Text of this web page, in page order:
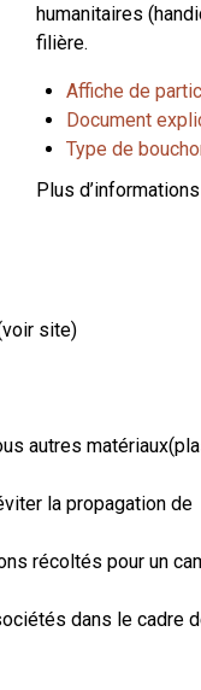
humanitaires
filière.
Affiche de
Document
Type de
Plus
site)
autres
la propagation de
récoltés pour un
dans le cadre